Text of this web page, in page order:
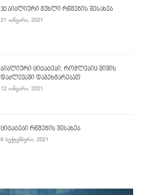
30 ბიბლიური მუხლი რწმენის შესახებ
21 იანვარი, 2021
ბიბლიური ციტატები, რომლებიც შიშის
დაძლევაში დაგეხმარებათ
12 იანვარი, 2021
ციტატები რწმენის შესახებ
6 სექტემბერი, 2021